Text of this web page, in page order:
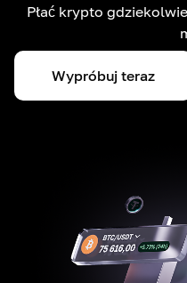
Płać krypto
Wypróbuj teraz